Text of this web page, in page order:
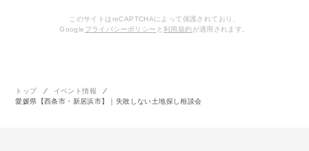
このサイトはreCAPTCHAによって保護されており、
Google プライバシーポリシー と 利用規約 が適用されます。
トップ
イベント情報
愛媛県【西条市・新居浜市】｜失敗しない土地探し相談会